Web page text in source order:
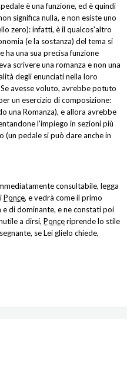
è una funzione, ed è quindi
significa nulla, e non esiste uno
zero): infatti, è il qualcos'altro
(e la sostanza) del tema si
una sua precisa funzione
scrivere una romanza e non una
degli enunciati nella loro
avesse voluto, avrebbe potuto
un esercizio di composizione:
una Romanza), e allora avrebbe
l'impiego in sezioni più
pedale si può dare anche in
consultabile, legga
Ponce, e vedrà come il primo
di dominante, e ne constati poi
a dirsi, Ponceriprende lo stile
se Lei glielo chiede,